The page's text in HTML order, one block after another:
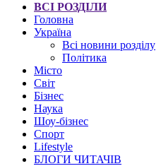
ВСІ РОЗДІЛИ
Головна
Україна
Всі новини розділу
Політика
Місто
Світ
Бізнес
Наука
Шоу-бізнес
Спорт
Lifestyle
БЛОГИ ЧИТАЧІВ